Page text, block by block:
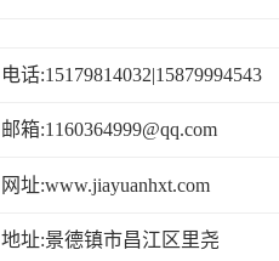
电话:15179814032|15879994543
邮箱:1160364999@qq.com
网址:www.jiayuanhxt.com
地址:景德镇市昌江区里尧